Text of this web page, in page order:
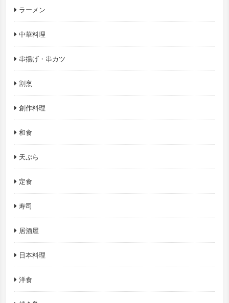
ラーメン
中華料理
串揚げ・串カツ
割烹
創作料理
和食
天ぷら
定食
寿司
居酒屋
日本料理
洋食